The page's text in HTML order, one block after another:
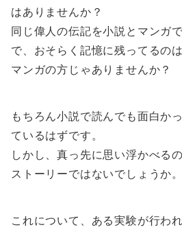
はありませんか？
同じ偉人の伝記を小説とマンガ
で、おそらく記憶に残ってるのは
マンガの方じゃありませんか？
もちろん小説で読んでも面白か
ているはずです。
しかし、真っ先に思い浮かべる
ストーリーではないでしょうか。
これについて、ある実験が行わ